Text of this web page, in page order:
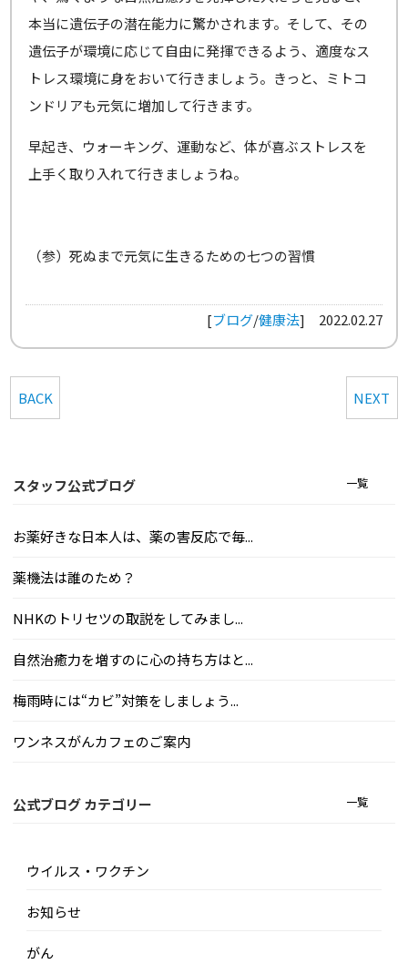
本当に遺伝子の潜在能力に驚かされます。そして、その
遺伝子が環境に応じて自由に発揮できるよう、適度なス
トレス環境に身をおいて行きましょう。きっと、ミトコ
ンドリアも元気に増加して行きます。
早起き、ウォーキング、運動など、体が喜ぶストレスを
上手く取り入れて行きましょうね。
（参）死ぬまで元気に生きるための七つの習慣
[ブログ/健康法] 2022.02.27
BACK NEXT
スタッフ公式ブログ 一覧
お薬好きな日本人は、薬の害反応で毎...
薬機法は誰のため？
NHKのトリセツの取説をしてみまし...
自然治癒力を増すのに心の持ち方はと...
梅雨時には“カビ”対策をしましょう...
ワンネスがんカフェのご案内
公式ブログ カテゴリー 一覧
ウイルス・ワクチン
お知らせ
がん